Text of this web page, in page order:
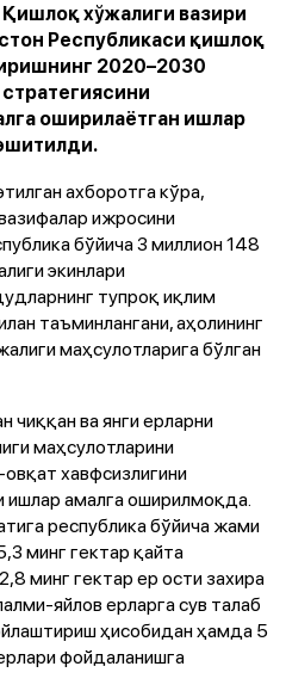
хўжалиги вазири
Республикаси қишлоқ
2020–2030
оширилаётган ишлар
ахборотга кўра,
ижросини
бўйича 3 миллион 148
экинлари
тупроқ иқлим
таъминлангани, аҳолининг
маҳсулотларига бўлган
ва янги ерларни
маҳсулотларини
хавфсизлигини
ишлар амалга оширилмоқда.
республика бўйича жами
минг гектар қайта
минг гектар ер ости захира
яйлов ерларга сув талаб
ҳисобидан ҳамда 5
фойдаланишга